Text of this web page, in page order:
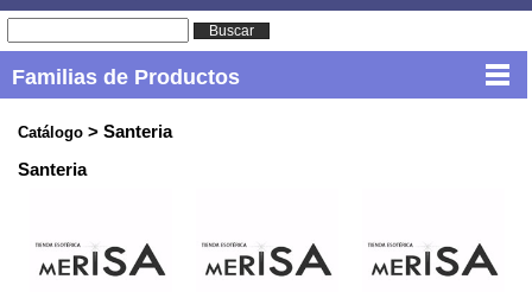
Buscar
Familias de Productos
Catálogo > Santeria
Santeria